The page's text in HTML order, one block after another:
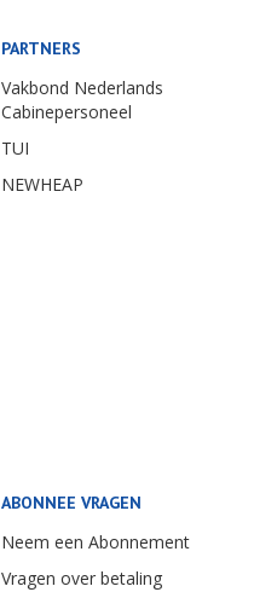
PARTNERS
Vakbond Nederlands
Cabinepersoneel
TUI
NEWHEAP
ABONNEE VRAGEN
Neem een Abonnement
Vragen over betaling